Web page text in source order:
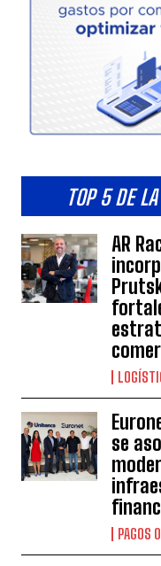
TOP 5 DE
AR
se
PAGOS